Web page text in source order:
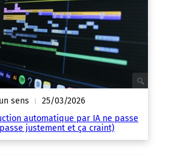
sens | 25/03/2026
automatique par IA ne passe
justement et ça craint)